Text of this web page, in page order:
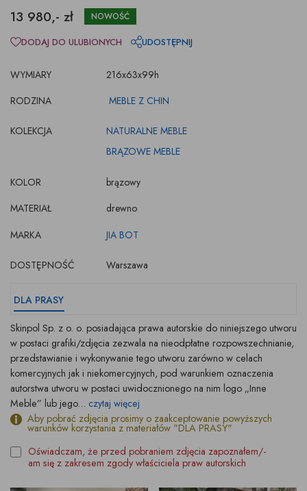
13 980,- zł NOWOŚĆ
WYMIARY
216x63x99h
RODZINA
MEBLE Z CHIN
KOLEKCJA
NATURALNE MEBLE
BRĄZOWE MEBLE
KOLOR
brązowy
MATERIAŁ
drewno
MARKA
JIA BOT
DOSTĘPNOŚĆ Warszawa
DODAJ DO ULUBIONYCH UDOSTĘPNIJ
DLA PRASY
Skinpol Sp. z o. o. posiadająca prawa autorskie do niniejszego utworu
w postaci grafiki/zdjęcia zezwala na nieodpłatne rozpowszechnianie,
przedstawianie i wykonywanie tego utworu zarówno w celach
komercyjnych jak i niekomercyjnych, pod warunkiem oznaczenia
autorstwa utworu w postaci uwidocznionego na nim logo „Inne
Meble” lub jego... czytaj więcej
Aby pobrać zdjęcia prosimy o zaakceptowanie powyższych
warunków korzystania z materiałów "DLA PRASY"
Oświadczam, że przed pobraniem zdjęcia zapoznałem/-
am się z zakresem zgody właściciela praw autorskich